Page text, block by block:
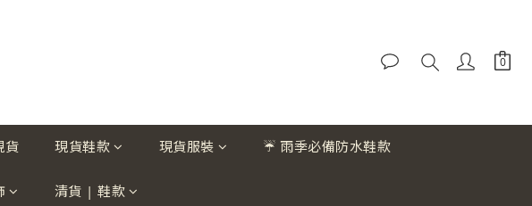
貨 現貨鞋款 現貨服裝 ☔ 雨季必備防水鞋款
清貨 | 鞋款